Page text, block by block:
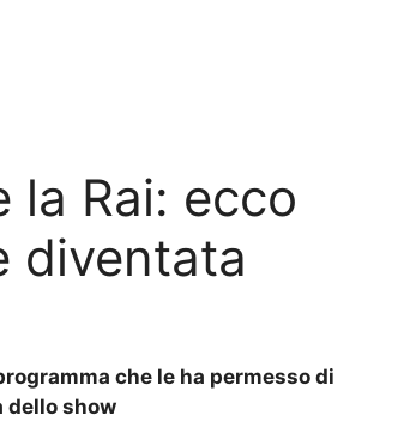
la Rai: ecco
diventata
che le ha permesso di
dello show